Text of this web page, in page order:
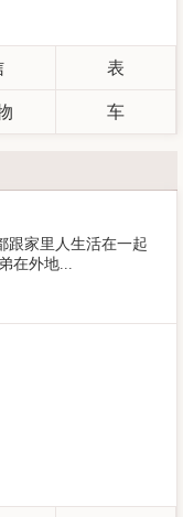
表
车
跟家里人生活在一起
在外地...